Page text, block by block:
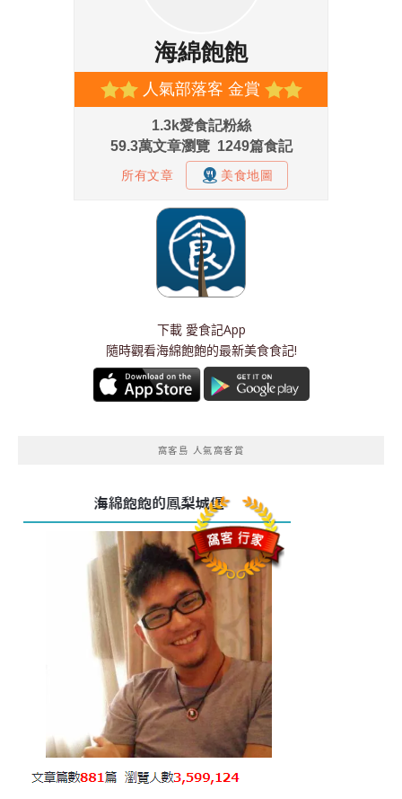
下載 愛食記App
隨時觀看海綿飽飽的最新美食食記!
窩客島 人氣窩客賞